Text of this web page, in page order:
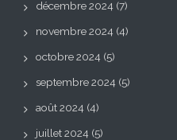
décembre 2024 (7)
novembre 2024 (4)
octobre 2024 (5)
septembre 2024 (5)
août 2024 (4)
juillet 2024 (5)